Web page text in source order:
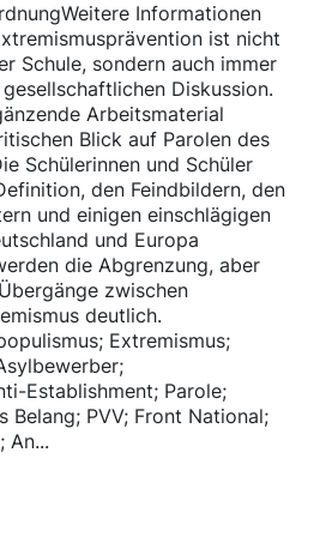
Informationen
ist nicht
Schule, sondern auch immer
Diskussion.
Arbeitsmaterial
Blick auf Parolen des
Schülerinnen und Schüler
den Feindbildern, den
und einigen einschlägigen
und Europa
die Abgrenzung, aber
zwischen
deutlich.
Extremismus;
Establishment; Parole;
Belang; PVV; Front National;
An...